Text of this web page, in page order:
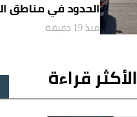
الحدود في مناطق
منذ 19 دقيقة
الأكثر قراءة